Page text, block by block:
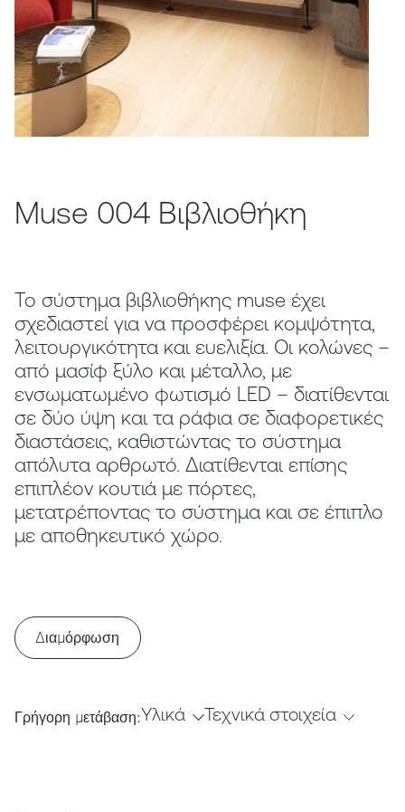
Muse 004 Βιβλιοθήκη
Το σύστημα βιβλιοθήκης muse έχει
σχεδιαστεί για να προσφέρει κομψότητα,
λειτουργικότητα και ευελιξία. Οι κολώνες –
από μασίφ ξύλο και μέταλλο, με
ενσωματωμένο φωτισμό LED – διατίθενται
σε δύο ύψη και τα ράφια σε διαφορετικές
διαστάσεις, καθιστώντας το σύστημα
απόλυτα αρθρωτό. Διατίθενται επίσης
επιπλέον κουτιά με πόρτες,
μετατρέποντας το σύστημα και σε έπιπλο
με αποθηκευτικό χώρο.
Διαμόρφωση
Γρήγορη μετάβαση:Υλικά Τεχνικά στοιχεία